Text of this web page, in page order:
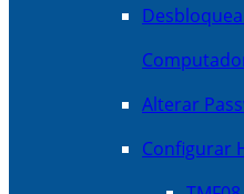
Alterar
Configurar